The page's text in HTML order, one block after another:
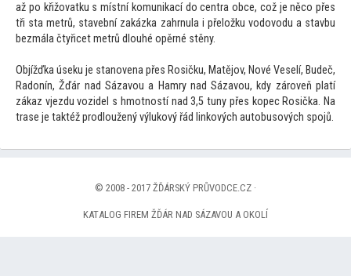
až po křižovatku s místní komunikací do centra obce, což je něco přes
tři sta metrů, stavební zakázka zahrnula i přeložku vodovodu a stavbu
bezmála čtyřicet metrů dlouhé opěrné stěny.
Objížďka úseku je stanovena přes Rosičku, Matějov, Nové Veselí, Budeč,
Radonín, Žďár nad Sázavou a Hamry nad Sázavou, kdy zároveň platí
zákaz vjezdu vozidel s hmotností nad 3,5 tuny přes kopec Rosička. Na
trase je taktéž prodloužený výlukový řád linkových autobusových spojů.
© 2008 - 2017 ŽĎÁRSKÝ PRŮVODCE.CZ ·
KATALOG FIREM ŽĎÁR NAD SÁZAVOU A OKOLÍ